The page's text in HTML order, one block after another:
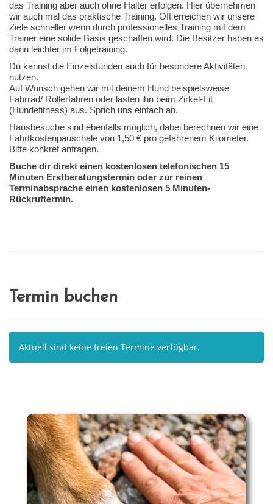
das Training aber auch ohne Halter erfolgen. Hier übernehmen
wir auch mal das praktische Training. Oft erreichen wir unsere
Ziele schneller wenn durch professionelles Training mit dem
Trainer eine solide Basis geschaffen wird. Die Besitzer haben es
dann leichter im Folgetraining.
Du kannst die Einzelstunden auch für besondere Aktivitäten
nutzen.
Auf Wunsch gehen wir mit deinem Hund beispielsweise
Fahrrad/ Rollerfahren oder lasten ihn beim Zirkel-Fit
(Hundefitness) aus. Sprich uns einfach an.
Hausbesuche sind ebenfalls möglich, dabei berechnen wir eine
Fahrtkostenpauschale von 1,50 € pro gefahrenem Kilometer.
Bitte konkret anfragen.
Buche dir direkt einen kostenlosen telefonischen 15
Minuten Erstberatungstermin oder zur reinen
Terminabsprache einen kostenlosen 5 Minuten-
Rückruftermin.
Termin buchen
Aktuell sind keine freien Termine verfügbar.